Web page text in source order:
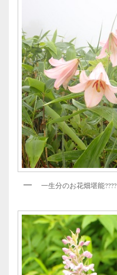
一生分のお花畑堪能????